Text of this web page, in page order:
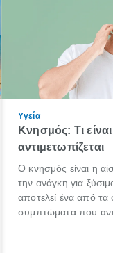
Υγεία
Κνησμός: Τι
αντιμετωπίζεται
Ο κνησμός είναι η
την ανάγκη για
αποτελεί ένα από τα
συμπτώματα που
πληροφορίες για το